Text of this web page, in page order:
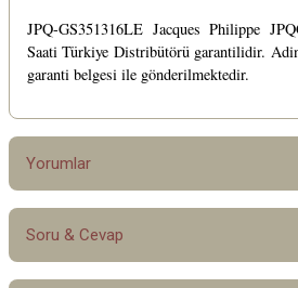
JPQ-GS351316LE Jacques Philippe
Saati Türkiye Distribütörü garantilidir.
garanti belgesi ile gönderilmektedir.
Yorumlar
Bu ürüne ilk yorumu siz
Soru & Cevap